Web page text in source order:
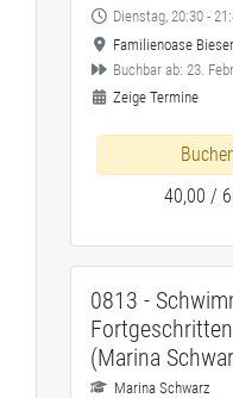
Dienstag, 20:30 -
Familienoase
Buchbar ab: 23.
Zeige Termine
40,00 /
0813 -
(Marina
Marina Schwarz